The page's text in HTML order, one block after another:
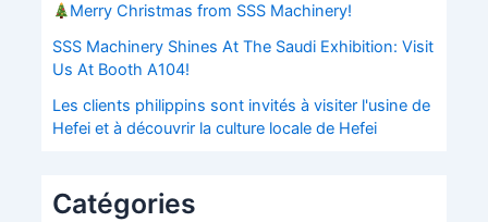
Merry Christmas from SSS Machinery!
SSS Machinery Shines At The Saudi Exhibition: Visit
Us At Booth A104!
Les clients philippins sont invités à visiter l'usine de
Hefei et à découvrir la culture locale de Hefei
Catégories